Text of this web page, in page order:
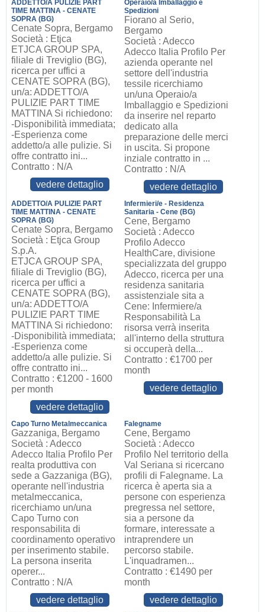
ADDETTO/A PULIZIE PART
TIME MATTINA - CENATE
SOPRA (BG)
Cenate Sopra, Bergamo
Società : Etjca
ETJCA GROUP SPA,
filiale di Treviglio (BG),
ricerca per uffici a
CENATE SOPRA (BG),
un/a: ADDETTO/A
PULIZIE PART TIME
MATTINA Si richiedono:
-Disponibilità immediata;
-Esperienza come
addetto/a alle pulizie. Si
offre contratto ini...
Contratto : N/A
vedere dettaglio
Operaio/a Imballaggio e
Spedizioni
Fiorano al Serio,
Bergamo
Società : Adecco
Adecco Italia Profilo Per
azienda operante nel
settore dell'industria
tessile ricerchiamo
un/una Operaio/a
Imballaggio e Spedizioni
da inserire nel reparto
dedicato alla
preparazione delle merci
in uscita. Si propone
inziale contratto in ...
Contratto : N/A
vedere dettaglio
ADDETTO/A PULIZIE PART
TIME MATTINA - CENATE
SOPRA (BG)
Cenate Sopra, Bergamo
Società : Etjca Group
S.p.A.
ETJCA GROUP SPA,
filiale di Treviglio (BG),
ricerca per uffici a
CENATE SOPRA (BG),
un/a: ADDETTO/A
PULIZIE PART TIME
MATTINA Si richiedono:
-Disponibilità immediata;
-Esperienza come
addetto/a alle pulizie. Si
offre contratto ini...
Contratto : €1200 - 1600
per month
vedere dettaglio
Infermieri/e - Residenza
Sanitaria - Cene (BG)
Cene, Bergamo
Società : Adecco
Profilo Adecco
HealthCare, divisione
specializzata del gruppo
Adecco, ricerca per una
residenza sanitaria
assistenziale sita a
Cene: Infermiere/a
Responsabilità La
risorsa verrà inserita
all'interno della struttura
si occuperà della...
Contratto : €1700 per
month
vedere dettaglio
Capo Turno Metalmeccanica
Gazzaniga, Bergamo
Società : Adecco
Adecco Italia Profilo Per
realta produttiva con
sede a Gazzaniga (BG),
operante nell'industria
metalmeccanica,
ricerchiamo un/una
Capo Turno con
responsabilita di
coordinamento operativo
per inserimento stabile.
La persona inserita
operer...
Contratto : N/A
vedere dettaglio
Falegname
Cene, Bergamo
Società : Adecco
Profilo Nel territorio della
Val Seriana si ricercano
profili di Falegname. La
ricerca è aperta sia a
persone con esperienza
pregressa nel settore,
sia a persone da
formare, interessate a
intraprendere un
percorso stabile.
L'inquadramen...
Contratto : €1490 per
month
vedere dettaglio